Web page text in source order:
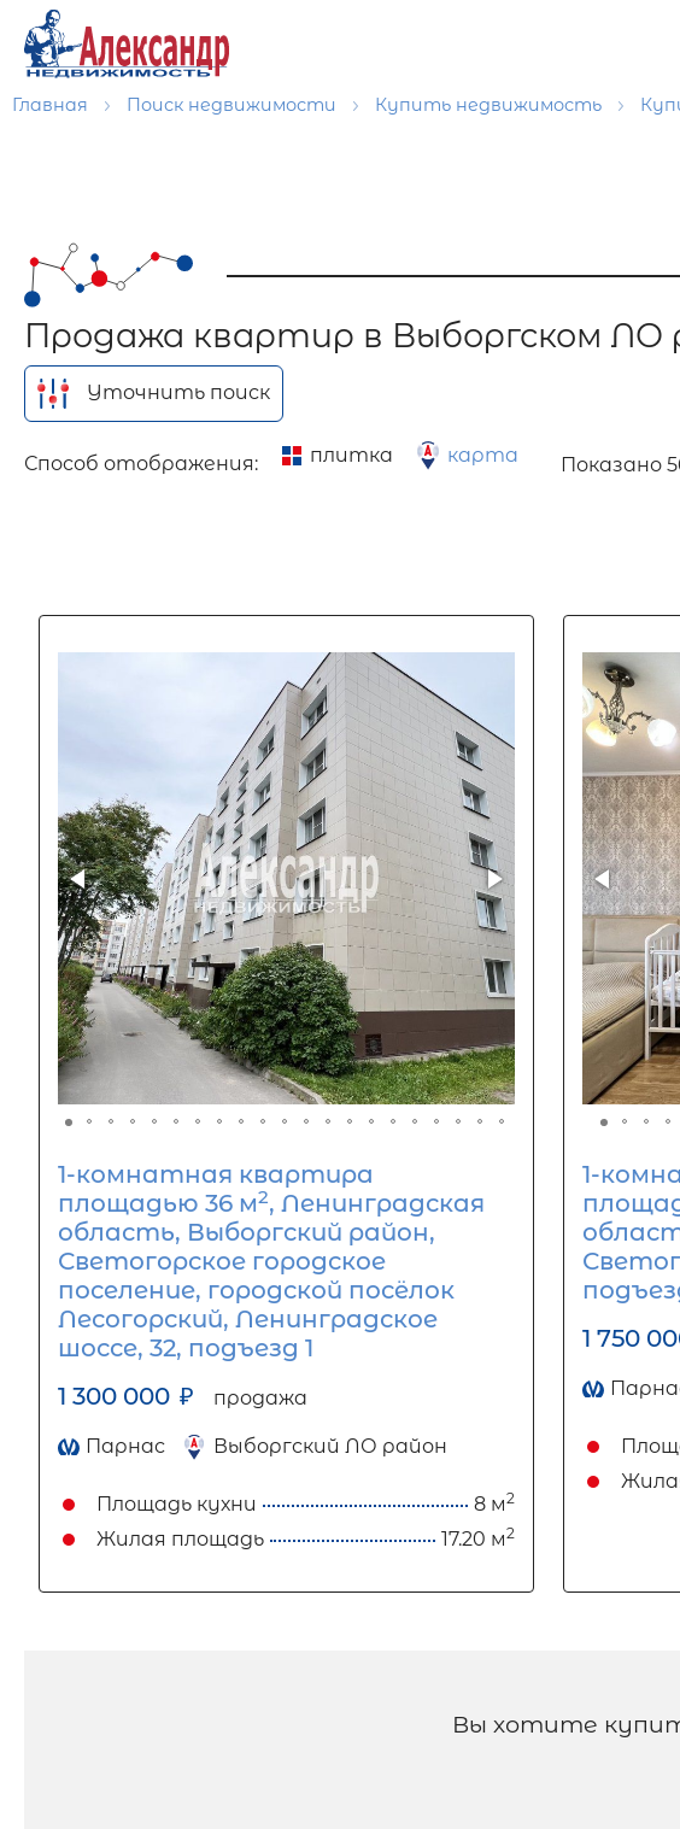
Главная Поиск недвижимости Купить недвижимость
Продажа квартир в Выборгском ЛО
Уточнить поиск
Способ отображения: плитка карта Показано
1-комнатная квартира
площадью 36 м2, Ленинградская
область, Выборгский район,
Светогорское городское
поселение, городской посёлок
Лесогорский, Ленинградское
шоссе, 32, подъезд 1
1 300 000 ₽ продажа
Парнас Выборгский ЛО район
Площадь кухни 8 м2
Жилая площадь 17.20 м2
1-
1 750
Вы хотите